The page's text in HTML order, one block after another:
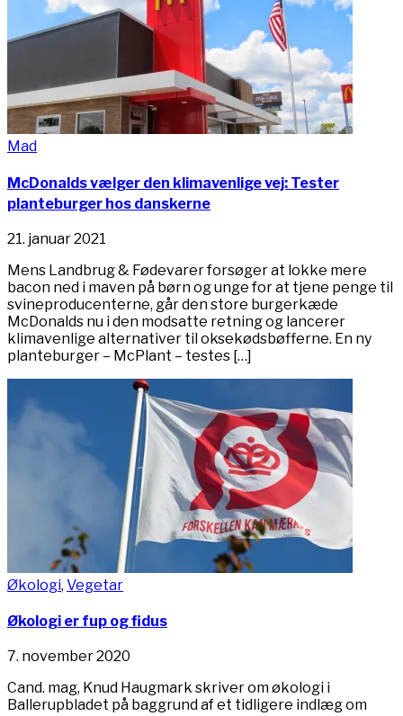
Mad
McDonalds vælger den klimavenlige vej: Tester
planteburger hos danskerne
21. januar 2021
Mens Landbrug & Fødevarer forsøger at lokke mere
bacon ned i maven på børn og unge for at tjene penge til
svineproducenterne, går den store burgerkæde
McDonalds nu i den modsatte retning og lancerer
klimavenlige alternativer til oksekødsbøfferne. En ny
planteburger – McPlant – testes […]
Økologi, Vegetar
Økologi er fup og fidus
7. november 2020
Cand. mag, Knud Haugmark skriver om økologi i
Ballerupbladet på baggrund af et tidligere indlæg om